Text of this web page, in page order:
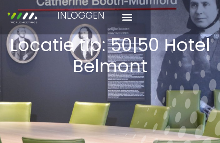
INLOGGEN
Locatie tip: 50|50 Hotel
Belmont